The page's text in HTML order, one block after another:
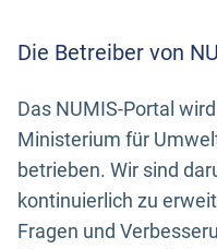
Die Betreiber von
Das NUMIS-Portal
Ministerium für
betrieben. Wir sind
kontinuierlich zu
Fragen und